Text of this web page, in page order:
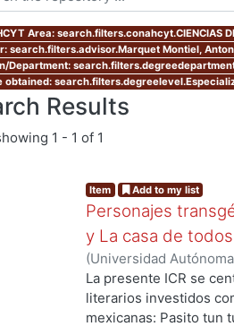
Area: search.filters.conahcyt.CIENCIAS
search.filters.advisor.Marquet Montiel,
Department:
obtained:
Results
1 - 1 of 1
Item Add to my list
Personajes
y La casa de todos
(Universidad
de Servicios de
La presente ICR se
literarios investidos
mexicanas: Pasito tun